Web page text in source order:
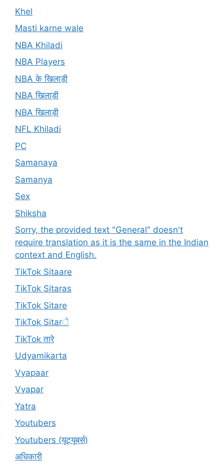
Khel
Masti karne wale
NBA Khiladi
NBA Players
NBA के खिलाड़ी
NBA खिलाड़ी
NBA खिलाड़ी
NFL Khiladi
PC
Samanaya
Samanya
Sex
Shiksha
Sorry, the provided text "General" doesn't
require translation as it is the same in the Indian
context and English.
TikTok Sitaare
TikTok Sitaras
TikTok Sitare
TikTok Sitarे
TikTok तारे
Udyamikarta
Vyapaar
Vyapar
Yatra
Youtubers
Youtubers (यूट्यूबर्स)
अधिकारी